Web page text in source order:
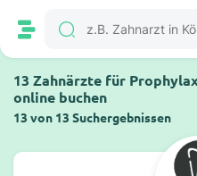
13 Zahnärzte für
online buchen
13 von 13 Suchergebnissen